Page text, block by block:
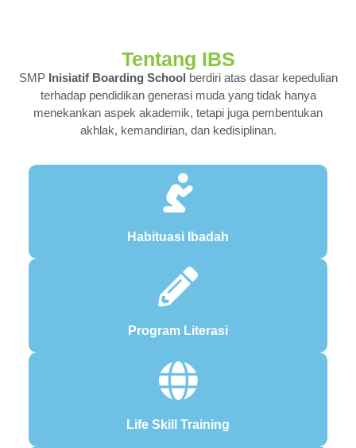
Tentang IBS
SMP Inisiatif Boarding School berdiri atas dasar kepedulian
terhadap pendidikan generasi muda yang tidak hanya
menekankan aspek akademik, tetapi juga pembentukan
akhlak, kemandirian, dan kedisiplinan.
Habituasi Ibadah
Program Literasi
Life Skill Training